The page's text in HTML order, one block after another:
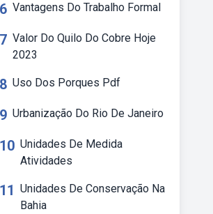
Vantagens Do Trabalho Formal
Valor Do Quilo Do Cobre Hoje
2023
Uso Dos Porques Pdf
Urbanização Do Rio De Janeiro
Unidades De Medida
Atividades
Unidades De Conservação Na
Bahia